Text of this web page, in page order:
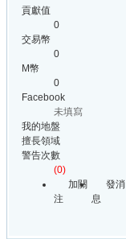
貢獻值
0
交易幣
0
M幣
0
Facebook
未填寫
我的地盤
擅長領域
警告次數
(0)
加關
注
發消
息